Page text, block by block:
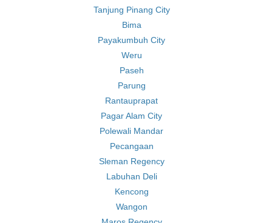
Tanjung Pinang City
Bima
Payakumbuh City
Weru
Paseh
Parung
Rantauprapat
Pagar Alam City
Polewali Mandar
Pecangaan
Sleman Regency
Labuhan Deli
Kencong
Wangon